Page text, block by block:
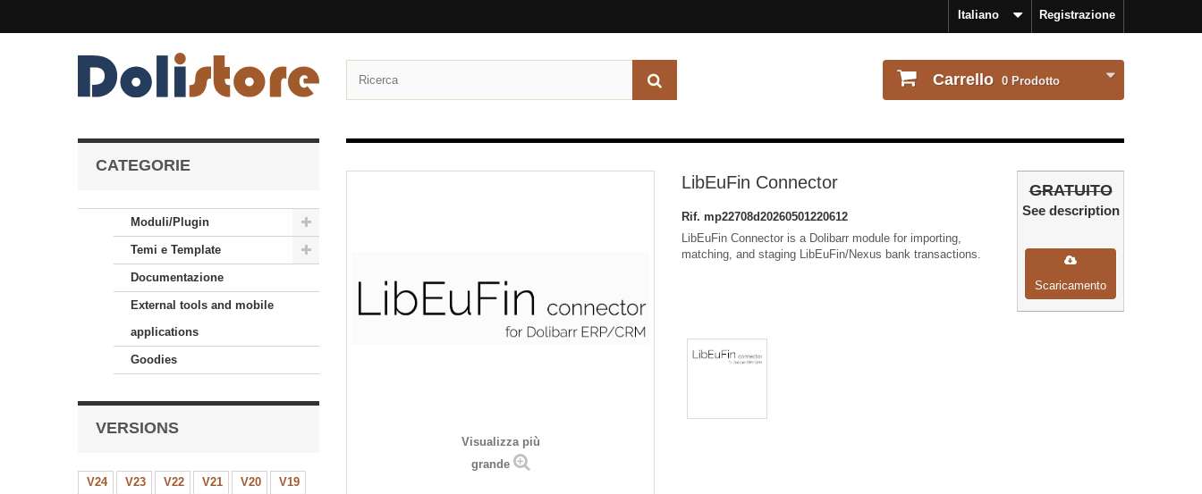
Registrazione
Italiano
Carrello 0 Prodotto
CATEGORIE
Moduli/Plugin
Temi e Template
Documentazione
External tools and mobile
applications
Goodies
VERSIONS
V24 V23 V22 V21 V20
V19
Visualizza più
grande
LibEuFin Connector
Rif. mp22708d20260501220612
LibEuFin Connector is a Dolibarr module for importing,
matching, and staging LibEuFin/Nexus bank transactions.
GRATUITO
See description
Scaricamento